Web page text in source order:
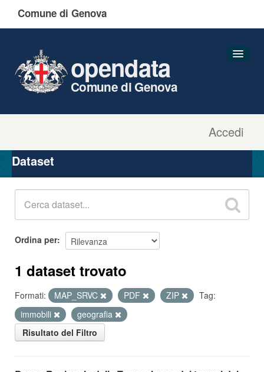
Comune di Genova
Accedi
opendata
Comune di Genova
Organizzazioni
Gruppi
Dataset
Ordina per
1 dataset trovato
Formati: MAP_SRVC PDF ZIP
Tag:
immobili
geografia
Risultato del Filtro